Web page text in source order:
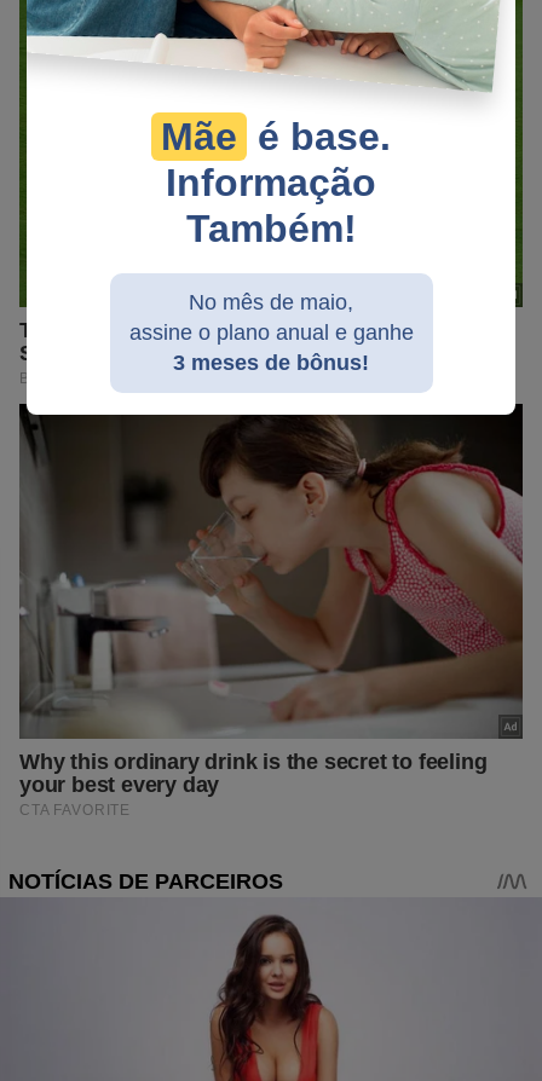
Mãe é base.
Informação
Também!
No mês de maio,
assine o plano anual e ganhe
3 meses de bônus!